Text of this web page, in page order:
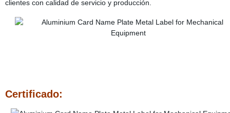
clientes con calidad de servicio y producción.
Certificado: